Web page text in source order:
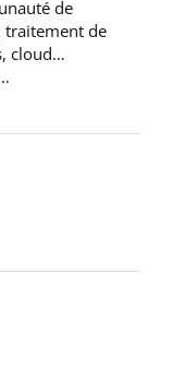
de
traitement de
cloud…